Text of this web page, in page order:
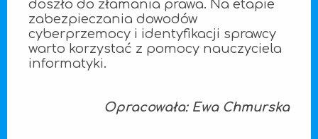
doszło do złamania prawa. Na etapie
zabezpieczania dowodów
cyberprzemocy i identyfikacji sprawcy
warto korzystać z pomocy nauczyciela
informatyki.
Opracowała: Ewa Chmurska